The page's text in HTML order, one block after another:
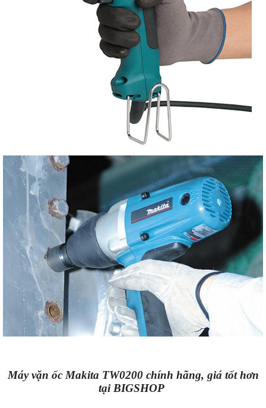
Máy vặn ốc Makita TW0200 chính hãng, giá tốt hơn
tại BIGSHOP